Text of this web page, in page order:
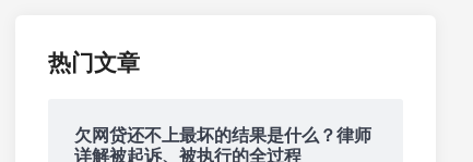
热门文章
欠网贷还不上最坏的结果是什么？律师
详解被起诉、被执行的全过程